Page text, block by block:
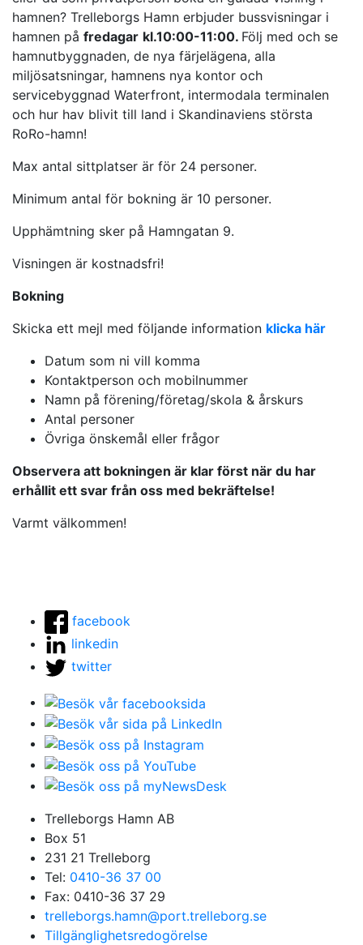
hamnen? Trelleborgs Hamn erbjuder bussvisningar i
hamnen på fredagar kl.10:00-11:00. Följ med och se
hamnutbyggnaden, de nya färjelägena, alla
miljösatsningar, hamnens nya kontor och
servicebyggnad Waterfront, intermodala terminalen
och hur hav blivit till land i Skandinaviens största
RoRo-hamn!
Max antal sittplatser är för 24 personer.
Minimum antal för bokning är 10 personer.
Upphämtning sker på Hamngatan 9.
Visningen är kostnadsfri!
Bokning
Skicka ett mejl med följande information klicka här
Datum som ni vill komma
Kontaktperson och mobilnummer
Namn på förening/företag/skola & årskurs
Antal personer
Övriga önskemål eller frågor
Observera att bokningen är klar först när du har
erhållit ett svar från oss med bekräftelse!
Varmt välkommen!
facebook
linkedin
twitter
Trelleborgs Hamn AB
Box 51
231 21 Trelleborg
Tel: 0410-36 37 00
Fax: 0410-36 37 29
trelleborgs.hamn@port.trelleborg.se
Tillgänglighetsredogörelse